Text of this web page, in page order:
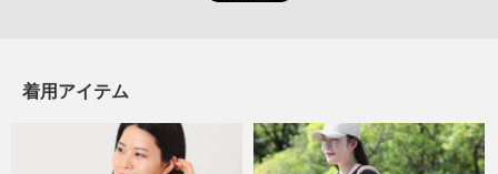
着用アイテム